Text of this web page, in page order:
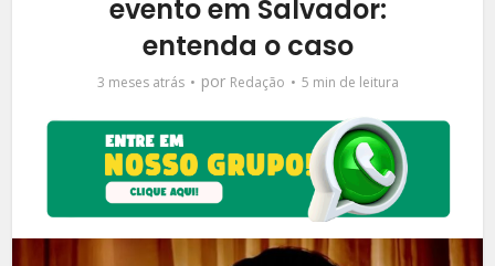
evento em Salvador:
entenda o caso
3 meses atrás por Redação 5 min de leitura